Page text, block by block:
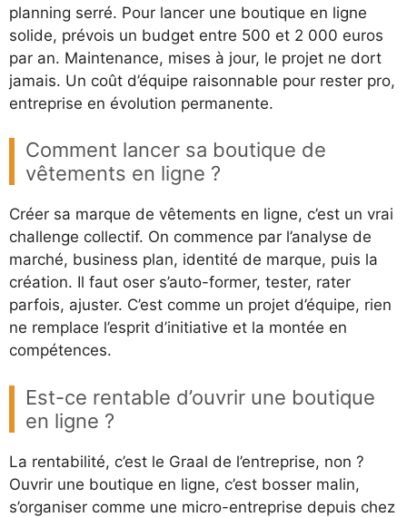
planning serré. Pour lancer une boutique en ligne
solide, prévois un budget entre 500 et 2 000 euros
par an. Maintenance, mises à jour, le projet ne dort
jamais. Un coût d’équipe raisonnable pour rester pro,
entreprise en évolution permanente.
Comment lancer sa boutique de
vêtements en ligne ?
Créer sa marque de vêtements en ligne, c’est un vrai
challenge collectif. On commence par l’analyse de
marché, business plan, identité de marque, puis la
création. Il faut oser s’auto-former, tester, rater
parfois, ajuster. C’est comme un projet d’équipe, rien
ne remplace l’esprit d’initiative et la montée en
compétences.
Est-ce rentable d’ouvrir une boutique
en ligne ?
La rentabilité, c’est le Graal de l’entreprise, non ?
Ouvrir une boutique en ligne, c’est bosser malin,
s’organiser comme une micro-entreprise depuis chez